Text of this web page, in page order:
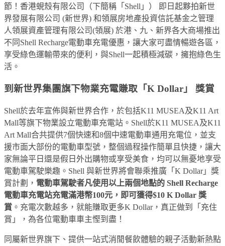
節！香港蜆殼有限公司（下簡稱「Shell」） 即日起夥拍新世
界發展有限公司 (新世界) 和領展房地產投資信託基金之管理
人領展資產管理有限公司(領展) 於港、九、新界各大商場推出
不同Shell Recharge電動車充電優惠，讓大家可盡情暢遊各區，
享受綠色運輸帶來的便利，與Shell一起積極減碳，擁抱綠色生
活。
到新世界集團旗下物業充電賺取「K Dollar」 獎賞
Shell於去年宣佈與新世界合作，於包括K11 MUSEA及K11 Art
Mall等旗下物業設立電動車充電站。Shell於K11 MUSEA及K11
Art Mall合共提供7個快速和8個中速電動車通用充電位，並支
援市面大部份的電動車型號，整個過程操作簡單且快捷，讓大
家無論平日還是假日外出購物或享受美食，均可以無憂地享受
電動車駕駛樂趣。Shell 與新世界將會聯乘推廣「K Dollar」獎
賞計劃， 電動車駕駛者凡使用以上兩個地點的 Shell Recharge
電動車充電站充電滿港幣100元，即可獲得$10 K Dollar 獎
賞 。充電次數越多，就能賺取更多K Dollar，真正做到「充住
賞」，為各位電動車車主慳到盡！
同屬新世界旗下、提供一站式消閒餐飲體驗的親子活動新熱點